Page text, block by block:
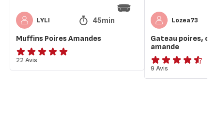
LYLI 45min
Muffins Poires Amandes
Avis
5
22 Avis
Lozea73
Gateau poires,
amande
ratings.4.5
9 Avis